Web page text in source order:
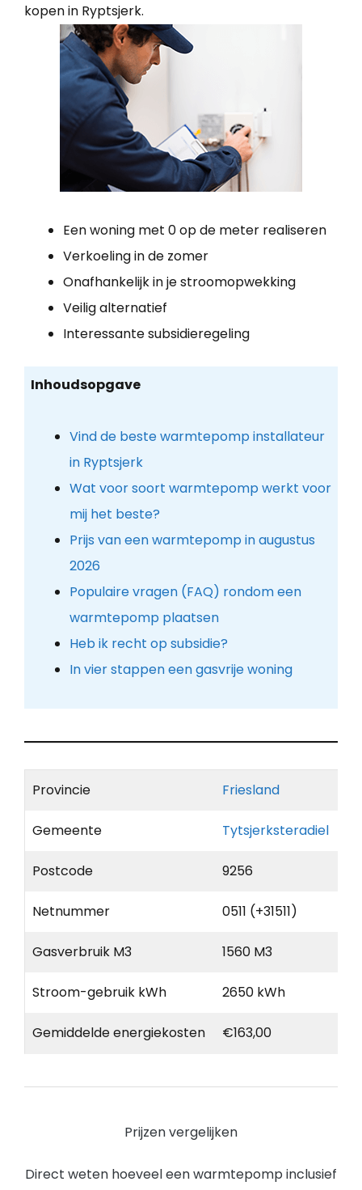
kopen in Ryptsjerk.
Een woning met 0 op de meter realiseren
Verkoeling in de zomer
Onafhankelijk in je stroomopwekking
Veilig alternatief
Interessante subsidieregeling
Inhoudsopgave
Vind de beste warmtepomp installateur
in Ryptsjerk
Wat voor soort warmtepomp werkt voor
mij het beste?
Prijs van een warmtepomp in augustus
2026
Populaire vragen (FAQ) rondom een
warmtepomp plaatsen
Heb ik recht op subsidie?
In vier stappen een gasvrije woning
Provincie Friesland
Gemeente Tytsjerksteradiel
Postcode 9256
Netnummer 0511 (+31511)
Gasverbruik M3 1560 M3
Stroom-gebruik kWh 2650 kWh
Gemiddelde energiekosten €163,00
Prijzen vergelijken
Direct weten hoeveel een warmtepomp inclusief